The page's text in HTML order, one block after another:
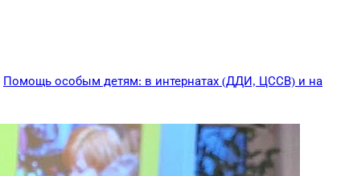
Помощь особым детям: в интернатах (ДДИ, ЦССВ) и на